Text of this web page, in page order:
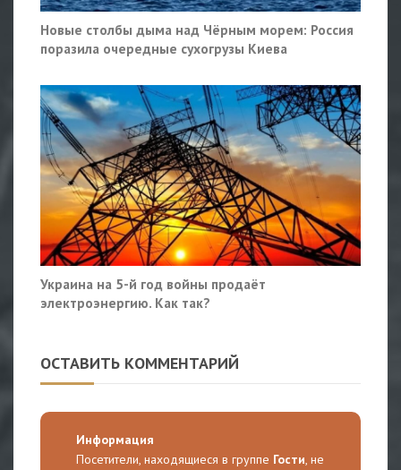
Новые столбы дыма над Чёрным морем: Россия
поразила очередные сухогрузы Киева
Украина на 5-й год войны продаёт
электроэнергию. Как так?
ОСТАВИТЬ КОММЕНТАРИЙ
Информация
Посетители, находящиеся в группе Гости, не